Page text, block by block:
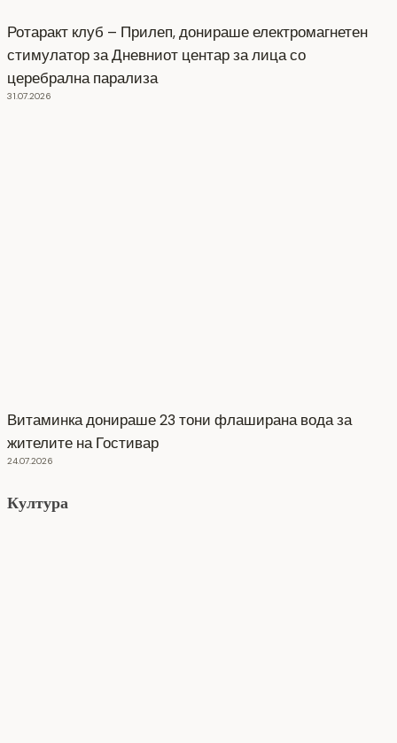
Ротаракт клуб – Прилеп, донираше електромагнетен
стимулатор за Дневниот центар за лица со
церебрална парализа
31.07.2026
Витаминка донираше 23 тони флаширана вода за
жителите на Гостивар
24.07.2026
Култура